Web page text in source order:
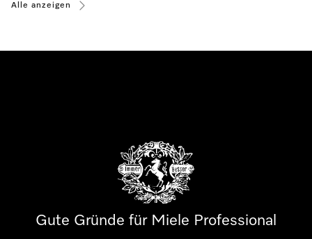
Alle anzeigen
Gute Gründe für Miele Professional